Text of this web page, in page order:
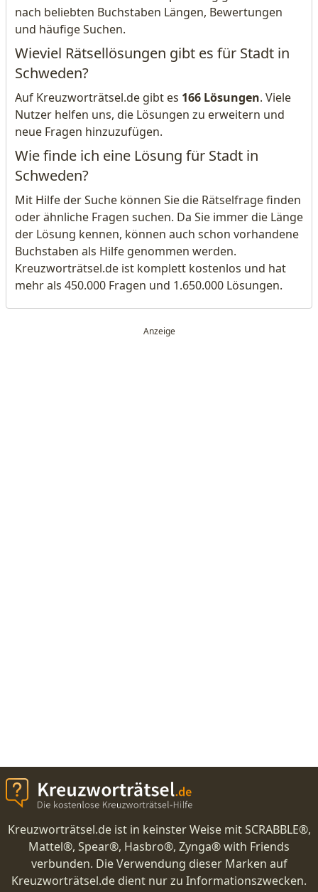
nach beliebten Buchstaben Längen, Bewertungen
und häufige Suchen.
Wieviel Rätsellösungen gibt es für Stadt in
Schweden?
Auf Kreuzworträtsel.de gibt es 166 Lösungen. Viele
Nutzer helfen uns, die Lösungen zu erweitern und
neue Fragen hinzuzufügen.
Wie finde ich eine Lösung für Stadt in
Schweden?
Mit Hilfe der Suche können Sie die Rätselfrage finden
oder ähnliche Fragen suchen. Da Sie immer die Länge
der Lösung kennen, können auch schon vorhandene
Buchstaben als Hilfe genommen werden.
Kreuzworträtsel.de ist komplett kostenlos und hat
mehr als 450.000 Fragen und 1.650.000 Lösungen.
Kreuzworträtsel.de ist in keinster Weise mit SCRABBLE®,
Mattel®, Spear®, Hasbro®, Zynga® with Friends
verbunden. Die Verwendung dieser Marken auf
Kreuzworträtsel.de dient nur zu Informationszwecken.